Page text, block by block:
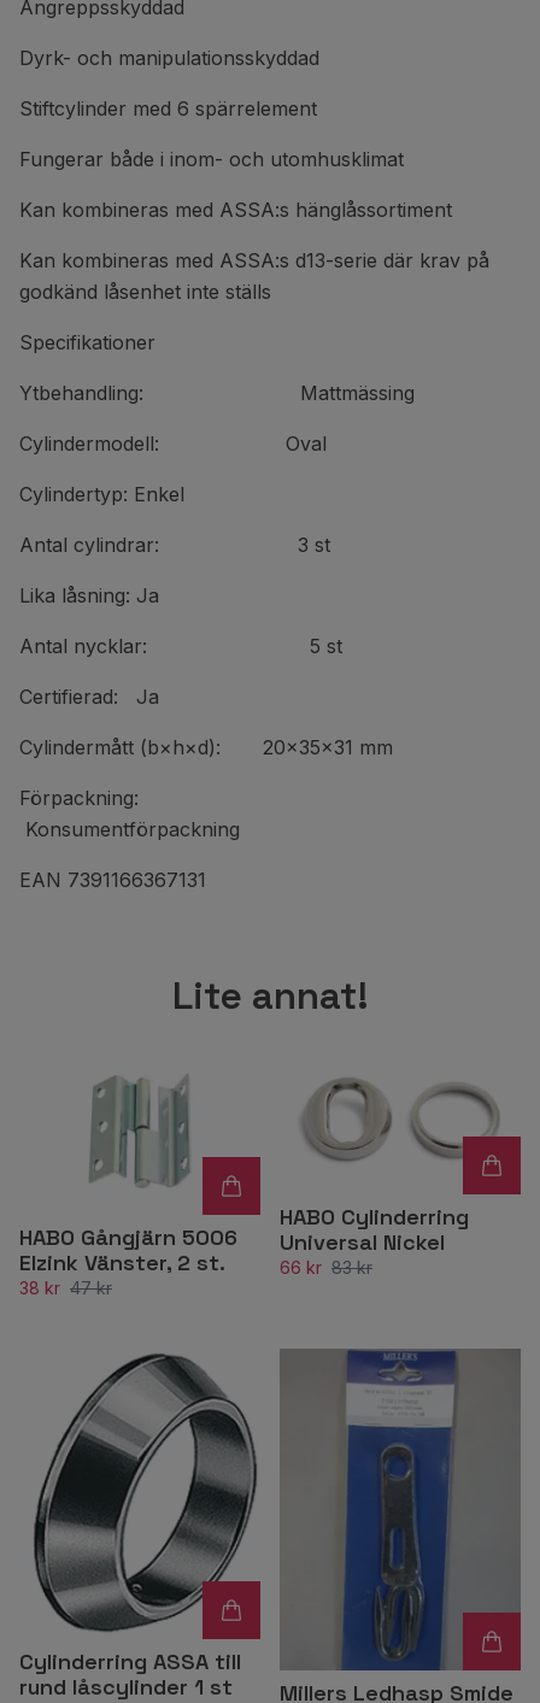
Angreppsskyddad
Dyrk- och manipulationsskyddad
Stiftcylinder med 6 spärrelement
Fungerar både i inom- och utomhusklimat
Kan kombineras med ASSA:s hänglåssortiment
Kan kombineras med ASSA:s d13-serie där krav på
godkänd låsenhet inte ställs
Specifikationer
Ytbehandling: Mattmässing
Cylindermodell: Oval
Cylindertyp: Enkel
Antal cylindrar: 3 st
Lika låsning: Ja
Antal nycklar: 5 st
Certifierad: Ja
Cylindermått (b×h×d): 20×35×31 mm
Förpackning:
Konsumentförpackning
EAN 7391166367131
Lite annat!
HABO Gångjärn 5006
Elzink Vänster, 2 st.
38 kr 47 kr
HABO Cylinderring
Universal Nickel
66 kr 83 kr
Cylinderring ASSA till
rund låscylinder 1 st
Millers Ledhasp Smide